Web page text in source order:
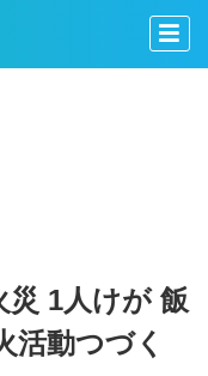
1人けが 飯
活動つづく